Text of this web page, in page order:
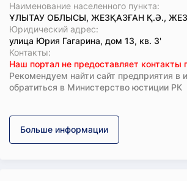
Наименование населенного пункта:
ҰЛЫТАУ ОБЛЫСЫ, ЖЕЗҚАЗҒАН Қ.Ә.,
Юридический адрес:
улица Юрия Гагарина, дом 13, кв. 3'
Koнтaкты:
Наш портал не предоставляет контакты
Рекомендуем найти сайт предприятия в
обратиться в Министерство юстиции РК
Больше информации